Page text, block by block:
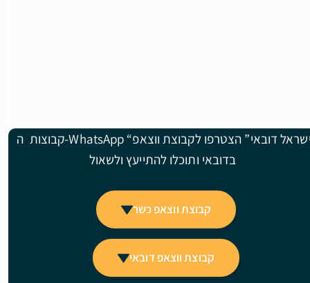
בדובאי ותוכלו להתייעץ ולשאול
קבוצת ווצאפ כשר
קבוצת ווצאפ דובאי